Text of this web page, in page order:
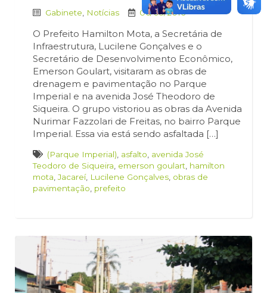
Gabinete Notícias 06/05/2016
O Prefeito Hamilton Mota, a Secretária de
Infraestrutura, Lucilene Gonçalves e o
Secretário de Desenvolvimento Econômico,
Emerson Goulart, visitaram as obras de
drenagem e pavimentação no Parque
Imperial e na avenida José Theodoro de
Siqueira. O grupo vistoriou as obras da Avenida
Nurimar Fazzolari de Freitas, no bairro Parque
Imperial. Essa via está sendo asfaltada […]
(Parque Imperial) asfalto avenida José
Teodoro de Siqueira emerson goulart hamilton
mota ,Jacareí, Lucilene Gonçalves obras de
pavimentação prefeito